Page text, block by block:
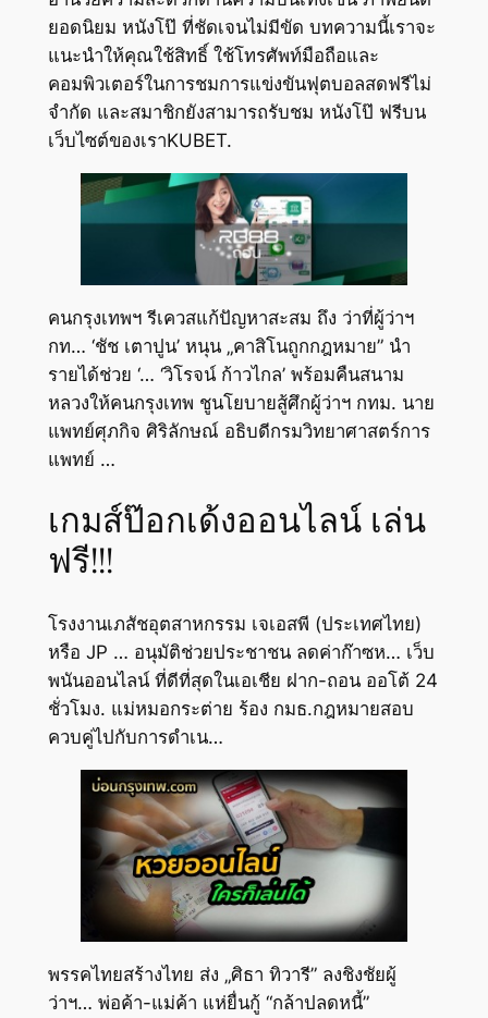
ยอดนิยม หนังโป๊ ที่ชัดเจนไม่มีขัด บทความนี้เราจะ
แนะนำให้คุณใช้สิทธิ์ ใช้โทรศัพท์มือถือและ
คอมพิวเตอร์ในการชมการแข่งขันฟุตบอลสดฟรีไม่
จำกัด และสมาชิกยังสามารถรับชม หนังโป๊ ฟรีบน
เว็บไซต์ของเราKUBET.
คนกรุงเทพฯ รีเควสแก้ปัญหาสะสม ถึง ว่าที่ผู้ว่าฯ
กท… ‘ชัช เตาปูน’ หนุน „คาสิโนถูกกฎหมาย” นำ
รายได้ช่วย ‘… ‘วิโรจน์ ก้าวไกล’ พร้อมคืนสนาม
หลวงให้คนกรุงเทพ ชูนโยบายสู้ศึกผู้ว่าฯ กทม. นาย
แพทย์ศุภกิจ ศิริลักษณ์ อธิบดีกรมวิทยาศาสตร์การ
แพทย์ …
เกมส์ป๊อกเด้งออนไลน์ เล่น
ฟรี!!!
โรงงานเภสัชอุตสาหกรรม เจเอสพี (ประเทศไทย)
หรือ JP … อนุมัติช่วยประชาชน ลดค่าก๊าซห… เว็บ
พนันออนไลน์ ที่ดีที่สุดในเอเชีย ฝาก-ถอน ออโต้ 24
ชั่วโมง. แม่หมอกระต่าย ร้อง กมธ.กฎหมายสอบ
ควบคู่ไปกับการดำเน…
พรรคไทยสร้างไทย ส่ง „ศิธา ทิวารี” ลงชิงชัยผู้
ว่าฯ… พ่อค้า-แม่ค้า แห่ยื่นกู้ “กล้าปลดหนี้”